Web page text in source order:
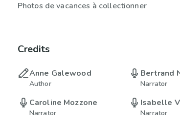
Photos de vacances à collectionner
Credits
Anne Galewood
Author
Bertrand
Narrator
Caroline Mozzone
Narrator
Isabelle
Narrator